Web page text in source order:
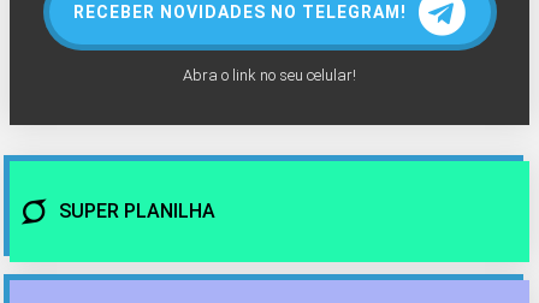
RECEBER NOVIDADES NO TELEGRAM!
Abra o link no seu celular!
SUPER PLANILHA